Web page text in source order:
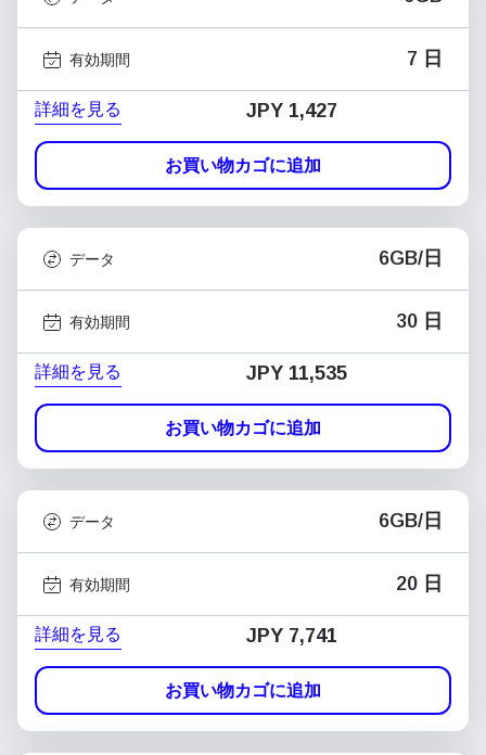
有効期間 7 日
詳細を見る JPY 1,427
お買い物カゴに追加
データ 6GB/日
有効期間 30 日
詳細を見る JPY 11,535
お買い物カゴに追加
データ 6GB/日
有効期間 20 日
詳細を見る JPY 7,741
お買い物カゴに追加